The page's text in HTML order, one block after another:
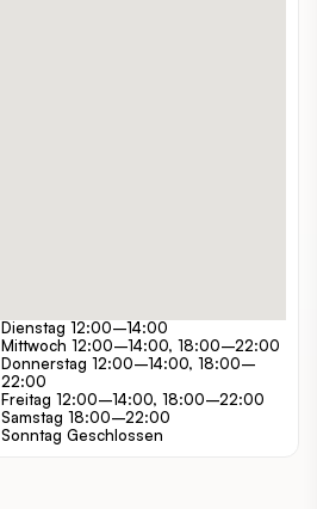
Dienstag 12:00–14:00
Mittwoch 12:00–14:00, 18:00–22:00
Donnerstag 12:00–14:00, 18:00–
22:00
Freitag 12:00–14:00, 18:00–22:00
Samstag 18:00–22:00
Sonntag Geschlossen